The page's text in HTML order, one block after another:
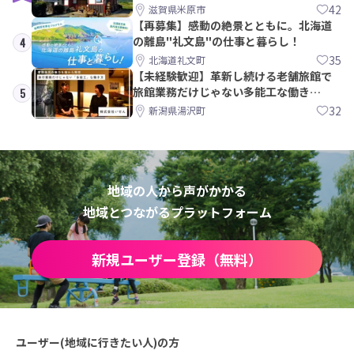
滋賀県米原市 42
4
【再募集】感動の絶景とともに。北海道
の離島"礼文島"の仕事と暮らし！
北海道礼文町 35
5
【未経験歓迎】革新し続ける老舗旅館で
旅館業務だけじゃない多能工な働き
方。 株式会社いせん
新潟県湯沢町 32
地域の人から声がかかる
地域とつながるプラットフォーム
新規ユーザー登録（無料）
ユーザー(地域に行きたい人)の方